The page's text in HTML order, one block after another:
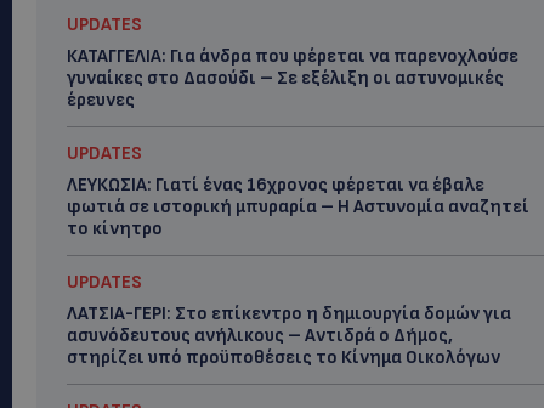
UPDATES
ΚΑΤΑΓΓΕΛΙΑ: Για άνδρα που φέρεται να παρενοχλούσε
γυναίκες στο Δασούδι – Σε εξέλιξη οι αστυνομικές
έρευνες
UPDATES
ΛΕΥΚΩΣΙΑ: Γιατί ένας 16χρονος φέρεται να έβαλε
φωτιά σε ιστορική μπυραρία – Η Αστυνομία αναζητεί
το κίνητρο
UPDATES
ΛΑΤΣΙΑ-ΓΕΡΙ: Στο επίκεντρο η δημιουργία δομών για
ασυνόδευτους ανήλικους – Αντιδρά ο Δήμος,
στηρίζει υπό προϋποθέσεις το Κίνημα Οικολόγων